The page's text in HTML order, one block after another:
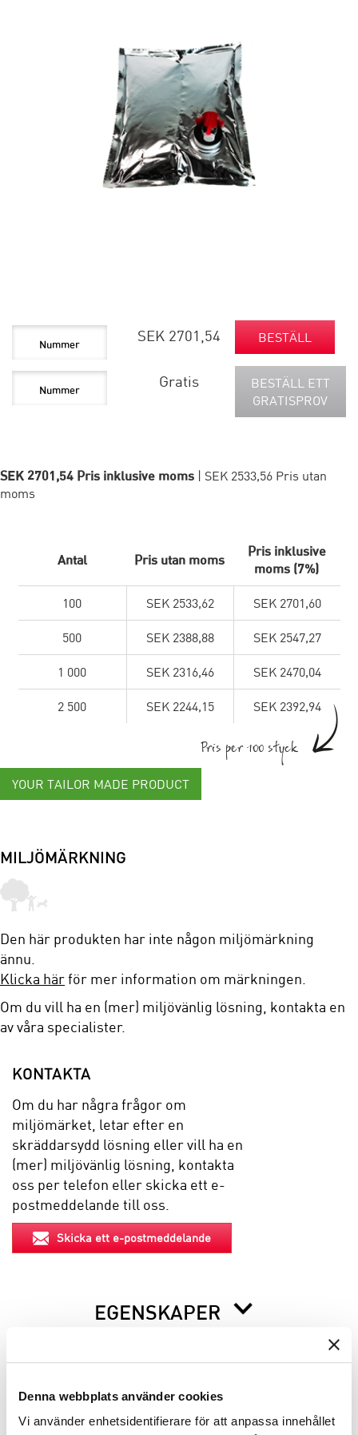
Denna webbplats använder cookies
Vi använder enhetsidentifierare för att anpassa innehållet
SEK 2701,54 BESTÄLL
Gratis
BESTÄLL ETT
GRATISPROV
SEK 2701,54 Pris inklusive moms | SEK 2533,56 Pris utan
moms
Antal Pris utan moms
Pris inklusive
moms (7%)
100 SEK 2533,62 SEK 2701,60
500 SEK 2388,88 SEK 2547,27
1 000 SEK 2316,46 SEK 2470,04
2 500 SEK 2244,15 SEK 2392,94
Pris per 100 styck
YOUR TAILOR MADE PRODUCT
MILJÖMÄRKNING
Den här produkten har inte någon miljömärkning
ännu.
Klicka härför mer information om märkningen.
Om du vill ha en (mer) miljövänlig lösning, kontakta en
av våra specialister.
KONTAKTA
Om du har några frågor om
miljömärket, letar efter en
skräddarsydd lösning eller vill ha en
(mer) miljövänlig lösning, kontakta
oss per telefon eller skicka ett e-
postmeddelande till oss.
Skicka ett e-postmeddelande
EGENSKAPER
BESKRIVNING
INFO INNAN DU ORDERAR